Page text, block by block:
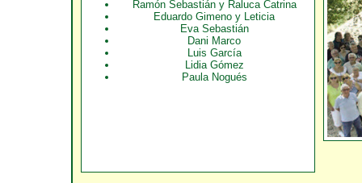
Ramón Sebastián y Raluca Catrina
Eduardo Gimeno y Leticia
Eva Sebastián
Dani Marco
Luis García
Lidia Gómez
Paula Nogués